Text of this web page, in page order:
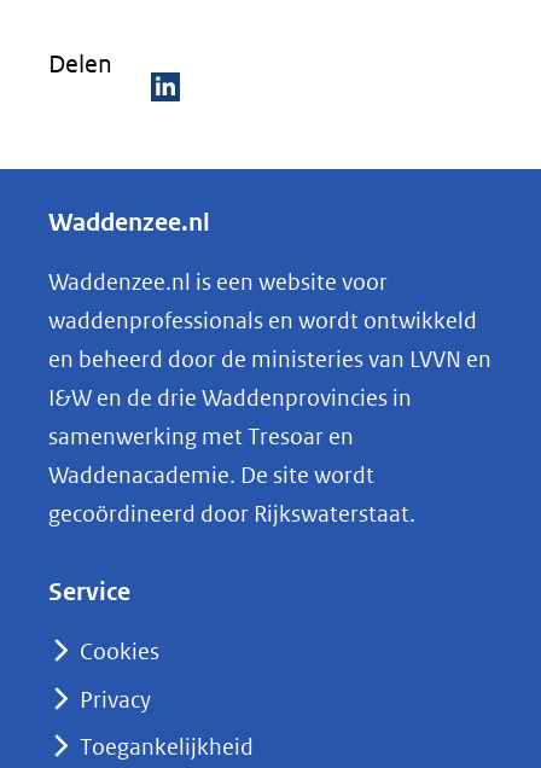
Delen
e
e
n
o
p
k
e
nieuw
Waddenzee.nl
Waddenzee.nl is een website voor
waddenprofessionals en wordt ontwikkeld
en beheerd door de ministeries van LVVN en
I&W en de drie Waddenprovincies in
samenwerking met Tresoar en
Waddenacademie. De site wordt
gecoördineerd door Rijkswaterstaat.
Service
Cookies
Privacy
Toegankelijkheid